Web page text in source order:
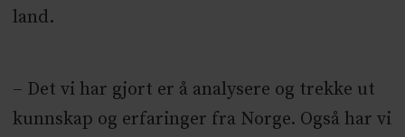
land.
– Det vi har gjort er å analysere og trekke ut
kunnskap og erfaringer fra Norge. Også har vi